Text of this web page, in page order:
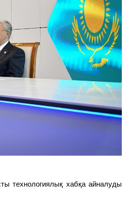
технологиялық хабқа айналуды